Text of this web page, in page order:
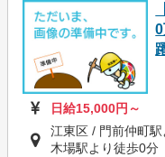
日給15,000円～
江東区 / 門前仲町
木場駅より徒歩0分